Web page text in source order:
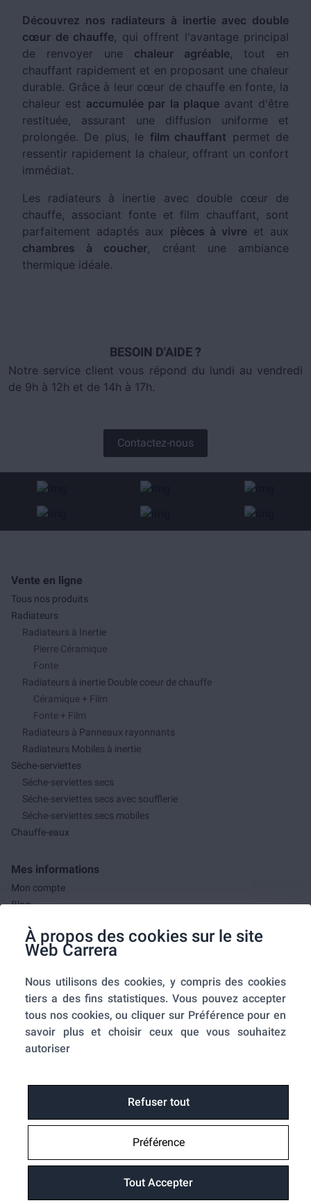
À propos des cookies sur le site
Web Carrera
Nous utilisons des cookies, y compris des cookies
tiers a des fins statistiques. Vous pouvez accepter
tous nos cookies, ou cliquer sur Préférence pour en
savoir plus et choisir ceux que vous souhaitez
autoriser
Refuser tout
Préférence
Tout Accepter
Découvrez nos radiateurs à inertie avec double
cœur de chauffe, qui offrent l'avantage principal
de renvoyer une chaleur agréable, tout en
chauffant rapidement et en proposant une chaleur
durable. Grâce à leur cœur de chauffe en fonte, la
chaleur est accumulée par la plaqueavant d'être
restituée, assurant une diffusion uniforme et
prolongée. De plus, le film chauffant permet de
ressentir rapidement la chaleur, offrant un confort
immédiat.
Les radiateurs à inertie avec double cœur de
chauffe, associant fonte et film chauffant, sont
parfaitement adaptés aux pièces à vivre et aux
chambres à coucher, créant une ambiance
thermique idéale.
BESOIN D'AIDE ?
Notre service client vous répond du lundi au vendredi
de 9h à 12h et de 14h à 17h.
Contactez-nous
Vente en ligne
Tous nos produits
Radiateurs
Radiateurs à Inertie
Pierre Céramique
Fonte
Radiateurs à inertie Double coeur de chauffe
Céramique + Film
Fonte + Film
Radiateurs à Panneaux rayonnants
Radiateurs Mobiles à inertie
Sèche-serviettes
Séche-serviettes secs
Séche-serviettes secs avec soufflerie
Séche-serviettes secs mobiles
Chauffe-eaux
Mes informations
Mon compte
Blog
Mes commandes
A propos de nous
A propos
Mentions légales
Conditions générales de ventes
Utilisation des cookies